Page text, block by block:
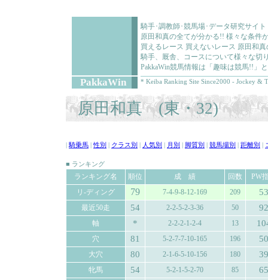
騎手･調教師･競馬場･データ研究サイ
原田和真の全てが分かる!! 様々な条件
買えるレース 買えないレース 原田和
騎手、厩舎、コースについて様々な切
PakkaWin競馬情報は「趣味は競馬!!」
PakkaWin * Keiba Ranking Site Since2000 - Jockey &
原田和真 (東・32)
騎乗馬 |性別 クラス別 人気別 月別 脚質別 競馬場別 距離別
■ ランキング
ランキング名 順位 成 績 回数
PW
リ-ディング
79 7-4-9-8-12-169 209 53
最近50走 54 2-2-5-2-3-36 50 92
軸 * 2-2-2-1-2-4 13
穴 81 5-2-7-7-10-165 196 50
大穴 80 2-1-6-5-10-156 180 39
牝馬 54 5-2-1-5-2-70 85 65